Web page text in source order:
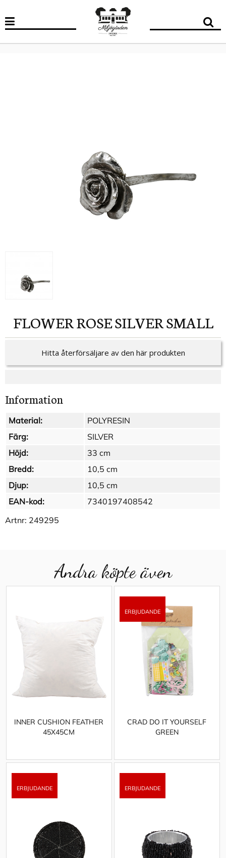
FLOWER ROSE SILVER SMALL
Hitta återförsäljare av den här produkten
Information
Material:
POLYRESIN
Färg:
SILVER
Höjd:
33 cm
Bredd:
10,5 cm
Djup:
10,5 cm
EAN-kod:
7340197408542
Artnr: 249295
Andra köpte även
INNER CUSHION FEATHER
45X45CM
CRAD DO IT YOURSELF
GREEN